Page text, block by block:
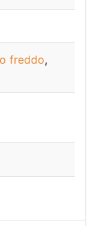
freddo,